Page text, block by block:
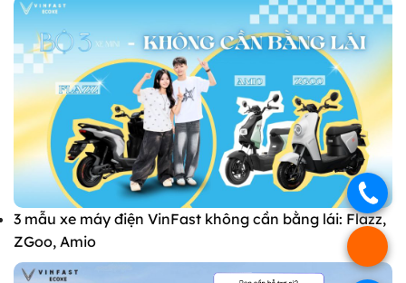
.
3 mẫu xe máy điện VinFast không cần bằng lái: Flazz,
ZGoo, Amio